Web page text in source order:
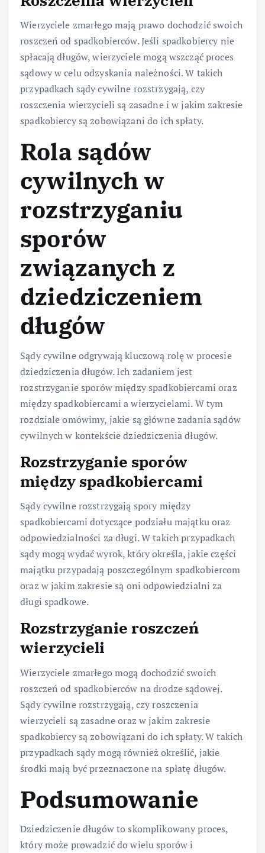
Wierzyciele zmarłego mają prawo dochodzić swoich
roszczeń od spadkobierców. Jeśli spadkobiercy nie
spłacają długów, wierzyciele mogą wszcząć proces
sądowy w celu odzyskania należności. W takich
przypadkach sądy cywilne rozstrzygają, czy
roszczenia wierzycieli są zasadne i w jakim zakresie
spadkobiercy są zobowiązani do ich spłaty.
Rola sądów
cywilnych w
rozstrzyganiu
sporów
związanych z
dziedziczeniem
długów
Sądy cywilne odgrywają kluczową rolę w procesie
dziedziczenia długów. Ich zadaniem jest
rozstrzyganie sporów między spadkobiercami oraz
między spadkobiercami a wierzycielami. W tym
rozdziale omówimy, jakie są główne zadania sądów
cywilnych w kontekście dziedziczenia długów.
Rozstrzyganie sporów
między spadkobiercami
Sądy cywilne rozstrzygają spory między
spadkobiercami dotyczące podziału majątku oraz
odpowiedzialności za długi. W takich przypadkach
sądy mogą wydać wyrok, który określa, jakie części
majątku przypadają poszczególnym spadkobiercom
oraz w jakim zakresie są oni odpowiedzialni za
długi spadkowe.
Rozstrzyganie roszczeń
wierzycieli
Wierzyciele zmarłego mogą dochodzić swoich
roszczeń od spadkobierców na drodze sądowej.
Sądy cywilne rozstrzygają, czy roszczenia
wierzycieli są zasadne oraz w jakim zakresie
spadkobiercy są zobowiązani do ich spłaty. W takich
przypadkach sądy mogą również określić, jakie
środki mają być przeznaczone na spłatę długów.
Podsumowanie
Dziedziczenie długów to skomplikowany proces,
który może prowadzić do wielu sporów i